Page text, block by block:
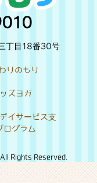
丁目18番30号
りのもり
ズヨガ
イサービス支
ログラム
Rights Reserved.